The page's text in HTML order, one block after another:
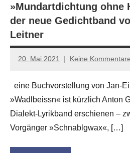
»Mundartdichtung ohne
der neue Gedichtband
Leitner
20. Mai 2021
Jan-
Hornauer
für
dasgedichtblog
Keine Kommentare
eine Buchvorstellung von Jan-
»Wadlbeissn« ist kürzlich Anton
Dialekt-Lyrikband erschienen –
Vorgänger »Schnablgwax«, […]